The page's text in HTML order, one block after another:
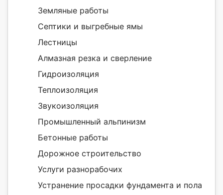
Земляные работы
Септики и выгребные ямы
Лестницы
Алмазная резка и сверление
Гидроизоляция
Теплоизоляция
Звукоизоляция
Промышленный альпинизм
Бетонные работы
Дорожное строительство
Услуги разнорабочих
Устранение просадки фундамента и пола